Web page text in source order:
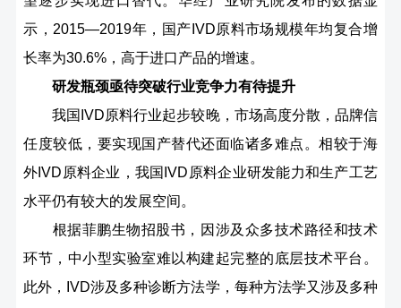
示，2015—2019年，国产IVD原料市场规模年均复合增
长率为30.6%，高于进口产品的增速。
研发瓶颈亟待突破行业竞争力有待提升
我国IVD原料行业起步较晚，市场高度分散，品牌信
任度较低，要实现国产替代还面临诸多难点。相较于海
外IVD原料企业，我国IVD原料企业研发能力和生产工艺
水平仍有较大的发展空间。
根据菲鹏生物招股书，因涉及众多技术路径和技术
环节，中小型实验室难以构建起完整的底层技术平台。
此外，IVD涉及多种诊断方法学，每种方法学又涉及多种